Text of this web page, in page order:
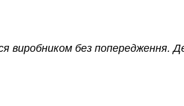
виробником без попередження.